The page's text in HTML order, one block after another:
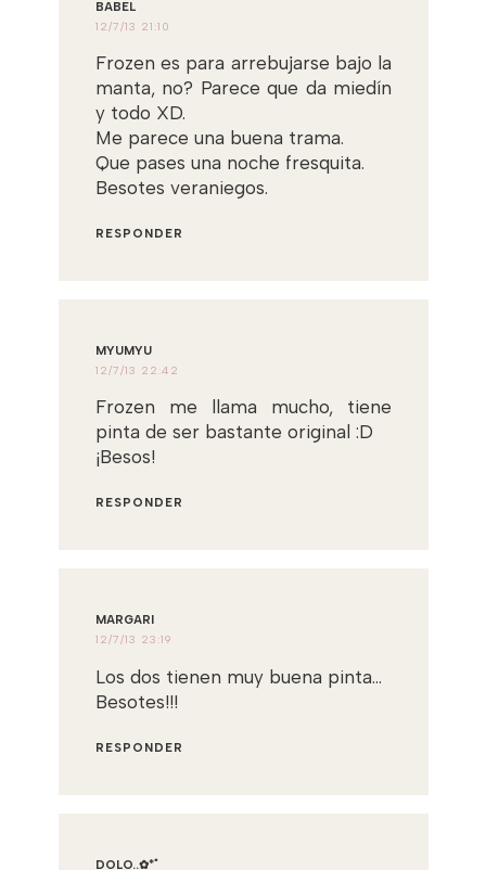
BABEL
12/7/13 21:10
Frozen es para arrebujarse bajo la
manta, no? Parece que da miedín
y todo XD.
Me parece una buena trama.
Que pases una noche fresquita.
Besotes veraniegos.
RESPONDER
MYUMYU
12/7/13 22:42
Frozen me llama mucho, tiene
pinta de ser bastante original :D
¡Besos!
RESPONDER
MARGARI
12/7/13 23:19
Los dos tienen muy buena pinta...
Besotes!!!
RESPONDER
DOLO..✿*ﾟ